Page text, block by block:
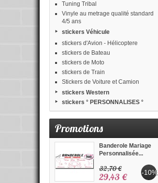
Tuning Tribal
Vinyle au metrage qualité standard
4/5 ans
stickers Véhicule
stickers d'Avion - Hélicoptere
stickers de Bateau
stickers de Moto
stickers de Train
Stickers de Voiture et Camion
stickers Western
stickers ° PERSONNALISES °
Promotions
Banderole Mariage
Personnalisée...
32,70 € -10%
29,43 €